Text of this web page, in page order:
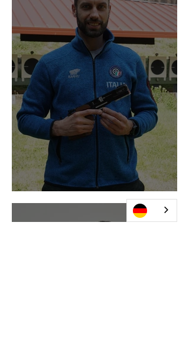
EVO-4 around the world